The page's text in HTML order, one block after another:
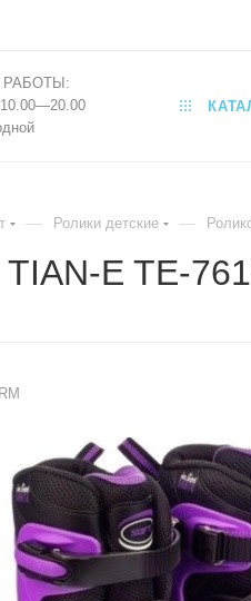
РАБОТЫ:
— Ролики детские —
TIAN-E TE-